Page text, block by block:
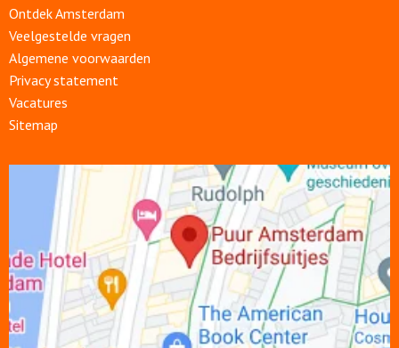
Ontdek Amsterdam
Veelgestelde vragen
Algemene voorwaarden
Privacy statement
Vacatures
Sitemap